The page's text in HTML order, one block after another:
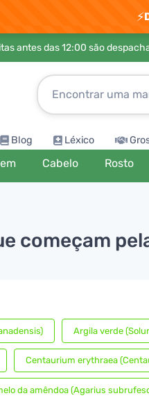
⚡
antes das 12:00 são
Blog Léxico
Cabelo Rosto
começam
Argila verde
Centaurium erythraea
da amêndoa (Agarius